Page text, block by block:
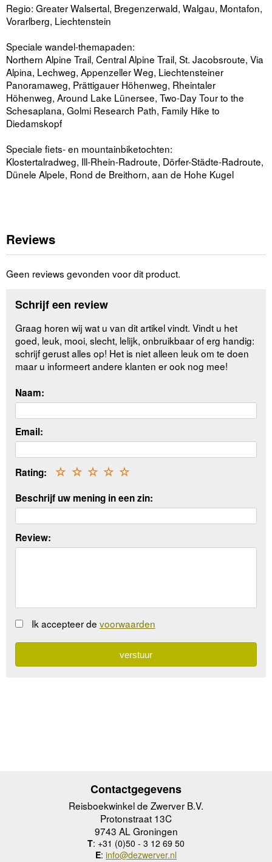
Regio: Greater Walsertal, Bregenzerwald, Walgau, Montafon,
Vorarlberg, Liechtenstein
Speciale wandel-themapaden:
Northern Alpine Trail, Central Alpine Trail, St. Jacobsroute, Via
Alpina, Lechweg, Appenzeller Weg, Liechtensteiner
Panoramaweg, Prättigauer Höhenweg, Rheintaler
Höhenweg, Around Lake Lünersee, Two-Day Tour to the
Schesaplana, Golmi Research Path, Family Hike to
Diedamskopf
Speciale fiets- en mountainbiketochten:
Klostertalradweg, Ill-Rhein-Radroute, Dörfer-Städte-Radroute,
Dünele Alpele, Rond de Breithorn, aan de Hohe Kugel
Reviews
Geen reviews gevonden voor dit product.
Schrijf een review
Graag horen wij wat u van dit artikel vindt. Vindt u het
goed, leuk, mooi, slecht, lelijk, onbruikbaar of erg handig:
schrijf gerust alles op! Het is niet alleen leuk om te doen
maar u informeert andere klanten er ook nog mee!
Naam:
Email:
Rating: ☆
☆
☆
☆
☆
Beschrijf uw mening in een zin:
Review:
Ik accepteer de voorwaarden
Contactgegevens
Reisboekwinkel de Zwerver B.V.
Protonstraat 13C
9743 AL Groningen
T: +31 (0)50 - 3 12 69 50
E: info@dezwerver.nl